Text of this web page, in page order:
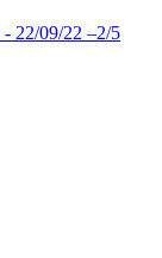
- 22/09/22 –2/5